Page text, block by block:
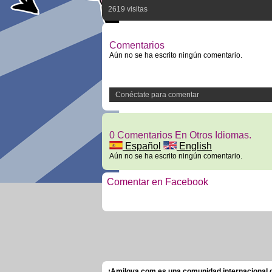
2619 visitas
Comentarios
Aún no se ha escrito ningún comentario.
Conéctate para comentar
0 Comentarios En Otros Idiomas.
Español
English
Aún no se ha escrito ningún comentario.
Comentar en Facebook